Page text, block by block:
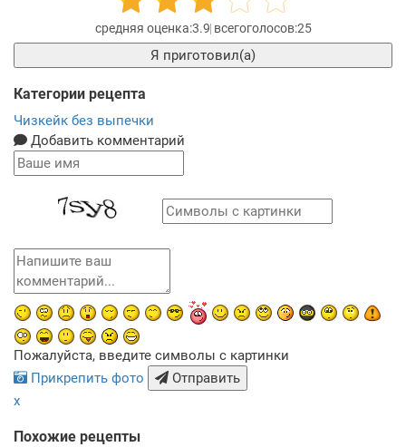
3.9 25
Я приготовил(а)
Категории рецепта
Чизкейк без выпечки
Добавить комментарий
Пожалуйста, введите символы с картинки
Прикрепить фото
Отправить
x
Похожие рецепты